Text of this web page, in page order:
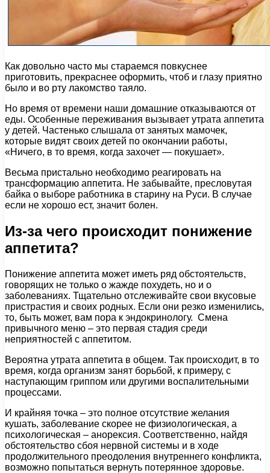
Как довольно часто мы стараемся повкуснее
приготовить, прекраснее оформить, чтоб и глазу приятно
было и во рту лакомство таяло.
Но время от времени наши домашние отказываются от
еды. Особенные переживания вызывает утрата аппетита
у детей. Частенько слышала от занятых мамочек,
которые видят своих детей по окончании работы,
«Ничего, в то время, когда захочет — покушает».
Весьма пристально необходимо реагировать на
трансформацию аппетита. Не забывайте, пресловутая
байка о выборе работника в старину на Руси. В случае
если не хорошо ест, значит болен.
Из-за чего происходит понижение
аппетита?
Понижение аппетита может иметь ряд обстоятельств,
говорящих не только о жажде похудеть, но и о
заболеваниях. Тщательно отслеживайте свои вкусовые
пристрастия и своих родных. Если они резко изменились,
то, быть может, вам пора к эндокринологу. Смена
привычного меню – это первая стадия среди
неприятностей с аппетитом.
Вероятна утрата аппетита в общем. Так происходит, в то
время, когда организм занят борьбой, к примеру, с
наступающим гриппом или другими воспалительными
процессами.
И крайняя точка – это полное отсутствие желания
кушать, заболевание скорее не физиологическая, а
психологическая – анорексия. Соответственно, найдя
обстоятельство сбоя нервной системы и в ходе
продолжительного преодоления внутреннего конфликта,
возможно попытаться вернуть потерянное здоровье.